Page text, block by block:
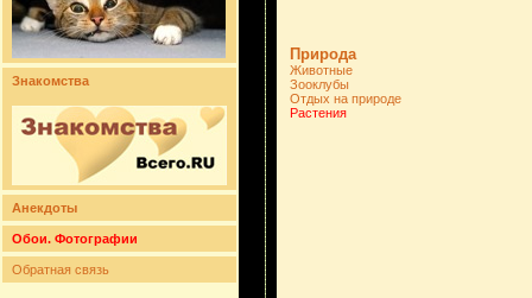
Знакомства
Анекдоты
Обои. Фотографии
Обратная связь
Природа
Животные
Зооклубы
Отдых на природе
Растения